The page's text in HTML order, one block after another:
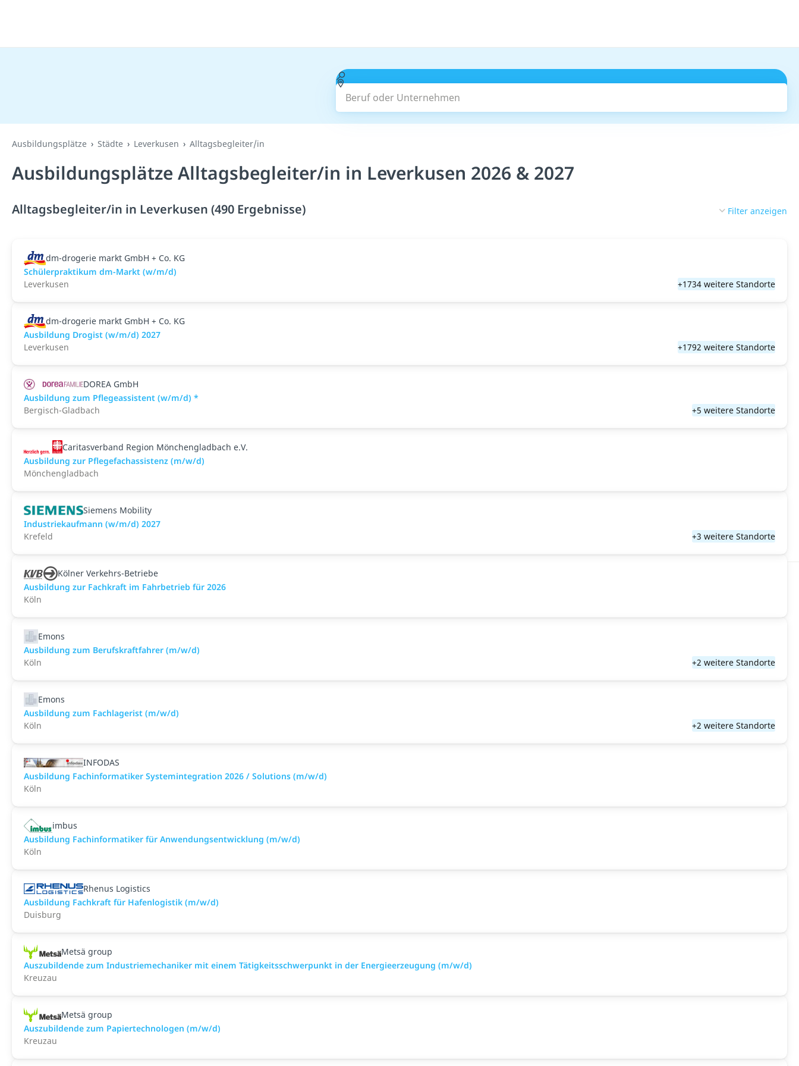
Beruf oder Unternehmen
Ausbildungsplätze Städte Leverkusen Alltagsbegleiter/in
Ausbildungsplätze Alltagsbegleiter/in in Leverkusen 2026 & 2027
Alltagsbegleiter/in in Leverkusen (490 Ergebnisse) Filter anzeigen
dm-drogerie markt GmbH + Co. KG
Schülerpraktikum dm-Markt (w/m/d)
Leverkusen
+1734 weitere Standorte
dm-drogerie markt GmbH + Co. KG
Ausbildung Drogist (w/m/d) 2027
Leverkusen
+1792 weitere Standorte
DOREA GmbH
Ausbildung zum Pflegeassistent (w/m/d) *
Bergisch-Gladbach
+5 weitere Standorte
Caritasverband Region Mönchengladbach e.V.
Ausbildung zur Pflegefachassistenz (m/w/d)
Mönchengladbach
Siemens Mobility
Industriekaufmann (w/m/d) 2027
Krefeld
+3 weitere Standorte
Kölner Verkehrs-Betriebe
Ausbildung zur Fachkraft im Fahrbetrieb für 2026
Köln
Emons
Ausbildung zum Berufskraftfahrer (m/w/d)
Köln
+2 weitere Standorte
Emons
Ausbildung zum Fachlagerist (m/w/d)
Köln
+2 weitere Standorte
INFODAS
Ausbildung Fachinformatiker Systemintegration 2026 / Solutions (m/w/d)
Köln
imbus
Ausbildung Fachinformatiker für Anwendungsentwicklung (m/w/d)
Köln
Rhenus Logistics
Ausbildung Fachkraft für Hafenlogistik (m/w/d)
Duisburg
Metsä group
Auszubildende zum Industriemechaniker mit einem Tätigkeitsschwerpunkt in der Energieerzeugung (m/w/d)
Kreuzau
Metsä group
Auszubildende zum Papiertechnologen (m/w/d)
Kreuzau